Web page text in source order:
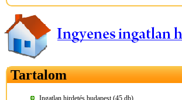
Tartalom
Ingatlan hirdetés budapest (45 db)